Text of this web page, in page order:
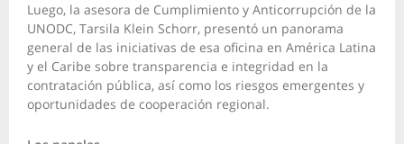
Luego, la asesora de Cumplimiento y Anticorrupción de la
UNODC, Tarsila Klein Schorr, presentó un panorama
general de las iniciativas de esa oficina en América Latina
y el Caribe sobre transparencia e integridad en la
contratación pública, así como los riesgos emergentes y
oportunidades de cooperación regional.